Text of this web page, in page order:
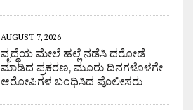
AUGUST 7, 2026
ವೃದ್ಧೆಯ ಮೇಲೆ ಹಲ್ಲೆ ನಡೆಸಿ ದರೋಡೆ
ಮಾಡಿದ ಪ್ರಕರಣ, ಮೂರು ದಿನಗಳೊಳಗೇ
ಆರೋಪಿಗಳ ಬಂಧಿಸಿದ ಪೊಲೀಸರು